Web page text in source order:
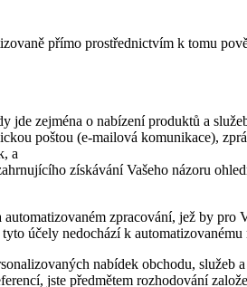
přímo prostřednictvím k tomu
jde zejména o nabízení produktů a
poštou (e-mailová komunikace),
a
získávání Vašeho názoru
automatizovaném zpracování, jež by
účely nedochází k
nabídek obchodu,
jste předmětem rozhodování